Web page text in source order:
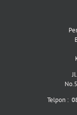
Telpon :